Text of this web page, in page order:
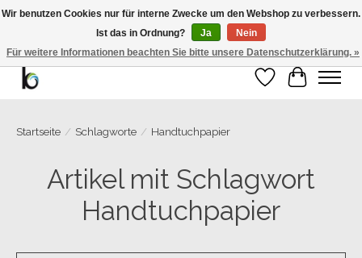
Bemango GmbH - Ewald-Gnau-Str. 11 - 42499 Hückeswagen - 02191/5991535 -
01793/955066
Wunschzettel
Ihr
Startseite / Schlagworte / Handtuchpapier
Artikel mit Schlagwort
Handtuchpapier
Wir benutzen Cookies nur für interne Zwecke um den Webshop zu verbessern.
Ist das in Ordnung?
Ja
Nein
Für weitere Informationen beachten Sie bitte unsere Datenschutzerklärung. »